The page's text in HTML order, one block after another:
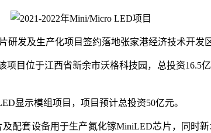
发及生产化项目签约落地张家港经济技术开发
目位于江西省新余市沃格科技园，总投资16.5
显示模组项目，项目预计总投资50亿元。
配套设备用于生产氮化镓MiniLED芯片，同时